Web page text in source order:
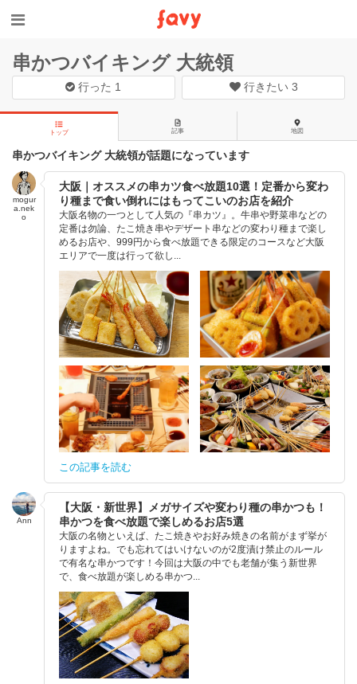
串かつバイキング 大統領
行った 1 行きたい 3
トップ 記事 地図
串かつバイキング 大統領が話題になっています
mogur
a.nek
o
大阪｜オススメの串カツ食べ放題10選！定番から変わ
り種まで食い倒れにはもってこいのお店を紹介
大阪名物の一つとして人気の『串カツ』。牛串や野菜串などの
定番は勿論、たこ焼き串やデザート串などの変わり種まで楽し
めるお店や、999円から食べ放題できる限定のコースなど大阪
エリアで一度は行って欲し...
この記事を読む
Ann
【大阪・新世界】メガサイズや変わり種の串かつも！
串かつを食べ放題で楽しめるお店5選
大阪の名物といえば、たこ焼きやお好み焼きの名前がまず挙が
りますよね。でも忘れてはいけないのが2度漬け禁止のルール
で有名な串かつです！今回は大阪の中でも老舗が集う新世界
で、食べ放題が楽しめる串かつ...